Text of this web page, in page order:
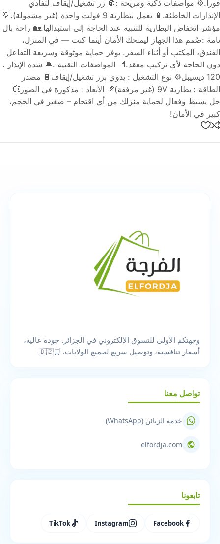
فوراً.⚙️ مواصفات ذكية ومريحة :🔘 زر تشغيل/إيقاف لتفادي
الإنذارات الخاطئة.🔋 يعمل ببطارية 9 فولت واحدة (غير مشمولة).💡
مؤشر انخفاض البطارية للتنبيه عند الحاجة إلى استبدالها.🏡 راحة بال
تامة :صُمم هذا الجهاز ليمنحك الأمان أينما كنت — في المنزل،
الفندق، المكتب أو أثناء السفر. يوفر حماية موثوقة وسريعة التفاعل
دون الحاجة لأي تركيب معقد.📐 المواصفات التقنية :🔔 شدة الإنذار :
120 ديسيبل⚙️ نوع التشغيل : يدوي بزر تشغيل/إيقاف🔋 مصدر
الطاقة : بطارية 9V (غير مرفقة)📏 الأبعاد : مذكورة في الصور💥
حل بسيط وفعال لحماية منزلك من أي اقتحام – صغير في الحجم،
كبير في الأمان!
وجهتكم الأولى للتسوق الإلكتروني في الجزائر. جودة عالية،
أسعار تنافسية، وتوصيل سريع لجميع الولايات. 🛒🇩🇿
تواصل معنا
خدمة الزبائن (WhatsApp)
elfordja.com
تابعونا
Facebook
Instagram
TikTok